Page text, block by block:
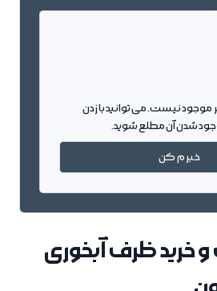
موجود نیست. می توانید با زدن
شدن آن مطلع شوید.
خبرم کن
خرید ظرف آبخوری